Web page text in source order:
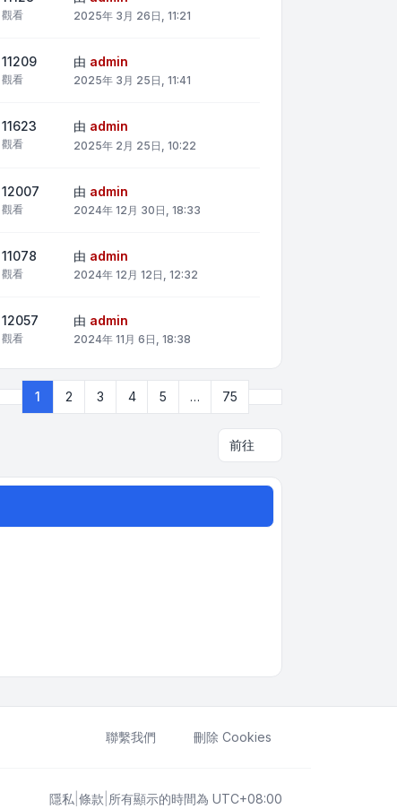
觀看 2025年 3月 26日, 11:21
11209
觀看
由 admin
2025年 3月 25日, 11:41
11623
觀看
由 admin
2025年 2月 25日, 10:22
12007
觀看
由 admin
2024年 12月 30日, 18:33
11078
觀看
由 admin
2024年 12月 12日, 12:32
12057
觀看
由 admin
2024年 11月 6日, 18:38
第1 頁 (共 75 頁)
1 2 3 4 5 … 75
前往
聯繫我們 刪除 Cookies
隱私 條款 所有顯示的時間為 UTC+08:00